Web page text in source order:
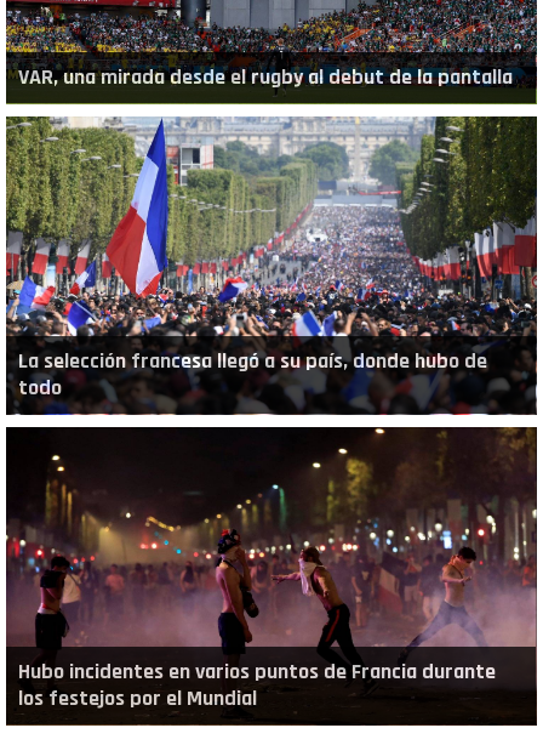
VAR, una mirada desde el rugby al debut de la pantalla
La selección francesa llegó a su país, donde hubo de
todo
Hubo incidentes en varios puntos de Francia durante
los festejos por el Mundial